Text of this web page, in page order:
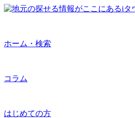
ホーム・検索
コラム
はじめての方